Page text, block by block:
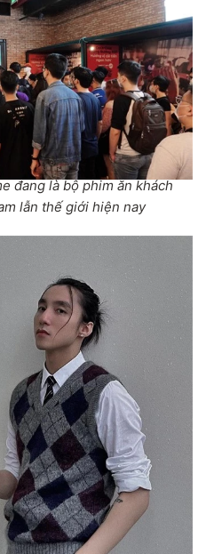
đang là bộ phim ăn khách
lẫn thế giới hiện nay